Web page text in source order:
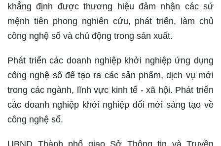
khẳng định được thương hiệu đảm nhận các sứ
mệnh tiên phong nghiên cứu, phát triển, làm chủ
công nghệ số và chủ động trong sản xuất.
Phát triển các doanh nghiệp khởi nghiệp ứng dụng
công nghệ số để tạo ra các sản phẩm, dịch vụ mới
trong các ngành, lĩnh vực kinh tế - xã hội. Phát triển
các doanh nghiệp khởi nghiệp đổi mới sáng tạo về
công nghệ số.
UBND Thành phố giao Sở Thông tin và Truyền